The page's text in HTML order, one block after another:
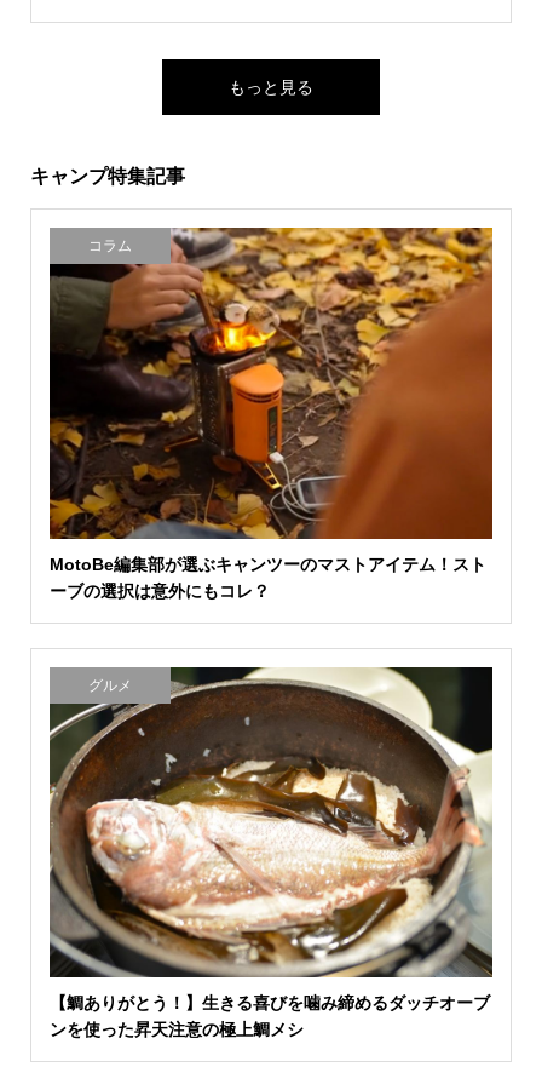
もっと見る
キャンプ特集記事
コラム
MotoBe編集部が選ぶキャンツーのマストアイテム！スト
ーブの選択は意外にもコレ？
グルメ
【鯛ありがとう！】生きる喜びを噛み締めるダッチオーブ
ンを使った昇天注意の極上鯛メシ